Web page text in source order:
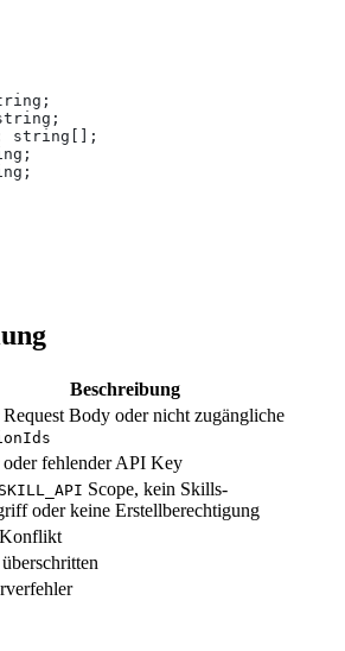
;
;
string [];
;
;
Beschreibung
Body oder nicht zugängliche
fehlender API Key
SKILL_API Scope, kein Skills-
oder keine Erstellberechtigung